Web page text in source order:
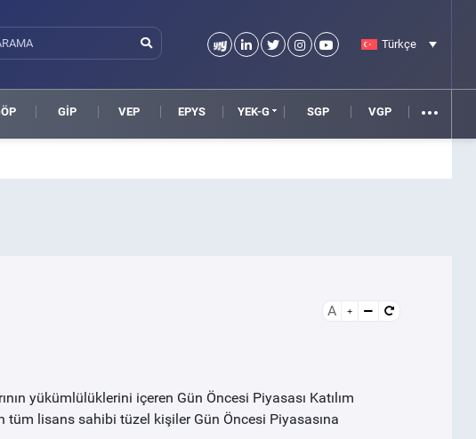
Türkçe
GİP VEP EPYS YEK-G SGP VGP
A
yükümlülüklerini içeren Gün Öncesi Piyasası Katılım
tüm lisans sahibi tüzel kişiler Gün Öncesi Piyasasına